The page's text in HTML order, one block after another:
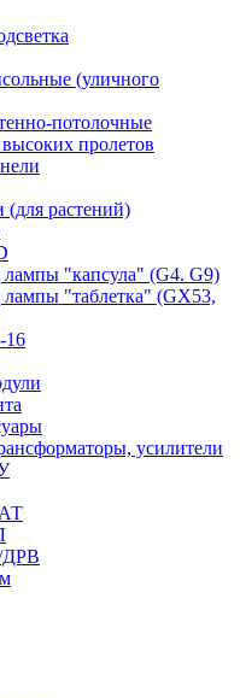
(уличного
потолочные
пролетов
растений)
"капсула" (G4. G9)
"таблетка" (GX53,
16
усилители
ДРВ